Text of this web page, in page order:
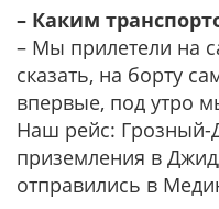
– Каким
– Мы прилетели на
сказать, на борту
впервые, под утро
Наш рейс: Грозный-
приземления в
отправились в